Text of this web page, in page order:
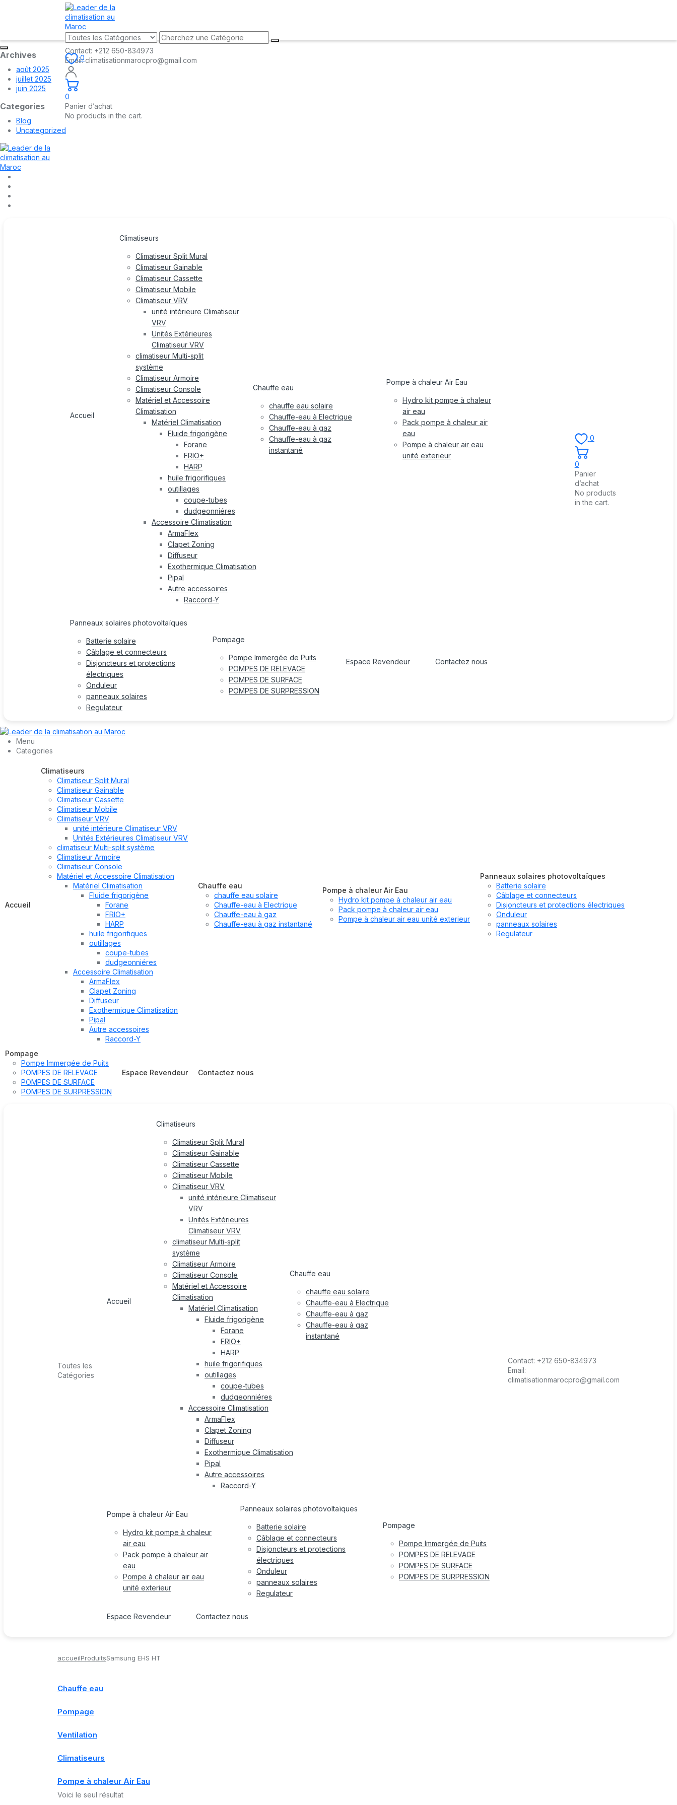
Archives
août 2025
juillet 2025
juin 2025
Categories
Blog
Uncategorized
Contact: +212 650-834973
Email:climatisationmarocpro@gmail.com
Accueil
Climatiseurs
Climatiseur Split Mural
Climatiseur Gainable
Climatiseur Cassette
Climatiseur Mobile
Climatiseur VRV
unité intérieure Climatiseur
VRV
Unités Extérieures
Climatiseur VRV
climatiseur Multi-split
système
Climatiseur Armoire
Climatiseur Console
Matériel et Accessoire
Climatisation
Matériel Climatisation
Fluide frigorigène
Forane
FRIO+
HARP
huile frigorifiques
outillages
coupe-tubes
dudgeonniéres
Accessoire Climatisation
ArmaFlex
Clapet Zoning
Diffuseur
Exothermique Climatisation
Pipal
Autre accessoires
Raccord-Y
Chauffe eau
chauffe eau solaire
Chauffe-eau à Electrique
Chauffe-eau à gaz
Chauffe-eau à gaz
instantané
Pompe à chaleur Air Eau
Hydro kit pompe à chaleur
air eau
Pack pompe à chaleur air
eau
Pompe à chaleur air eau
unité exterieur
Panneaux solaires photovoltaïques
Batterie solaire
Câblage et connecteurs
Disjoncteurs et protections
électriques
Onduleur
panneaux solaires
Regulateur
Pompage
Pompe Immergée de Puits
POMPES DE RELEVAGE
POMPES DE SURFACE
POMPES DE SURPRESSION
Espace Revendeur Contactez nous
0
0
Panier
d’achat
No products
in the cart.
Menu
Categories
Accueil
Climatiseurs
Climatiseur Split Mural
Climatiseur Gainable
Climatiseur Cassette
Climatiseur Mobile
Climatiseur VRV
unité intérieure Climatiseur VRV
Unités Extérieures Climatiseur VRV
climatiseur Multi-split système
Climatiseur Armoire
Climatiseur Console
Matériel et Accessoire Climatisation
Matériel Climatisation
Fluide frigorigène
Forane
FRIO+
HARP
huile frigorifiques
outillages
coupe-tubes
dudgeonniéres
Accessoire Climatisation
ArmaFlex
Clapet Zoning
Diffuseur
Exothermique Climatisation
Pipal
Autre accessoires
Raccord-Y
Chauffe eau
chauffe eau solaire
Chauffe-eau à Electrique
Chauffe-eau à gaz
Chauffe-eau à gaz instantané
Pompe à chaleur Air Eau
Hydro kit pompe à chaleur air eau
Pack pompe à chaleur air eau
Pompe à chaleur air eau unité exterieur
Panneaux solaires photovoltaïques
Batterie solaire
Câblage et connecteurs
Disjoncteurs et protections électriques
Onduleur
panneaux solaires
Regulateur
Pompage
Pompe Immergée de Puits
POMPES DE RELEVAGE
POMPES DE SURFACE
POMPES DE SURPRESSION
Espace Revendeur Contactez nous
0
0
Panier d’achat
No products in the cart.
Toutes les
Catégories
Accueil
Climatiseurs
Climatiseur Split Mural
Climatiseur Gainable
Climatiseur Cassette
Climatiseur Mobile
Climatiseur VRV
unité intérieure Climatiseur
VRV
Unités Extérieures
Climatiseur VRV
climatiseur Multi-split
système
Climatiseur Armoire
Climatiseur Console
Matériel et Accessoire
Climatisation
Matériel Climatisation
Fluide frigorigène
Forane
FRIO+
HARP
huile frigorifiques
outillages
coupe-tubes
dudgeonniéres
Accessoire Climatisation
ArmaFlex
Clapet Zoning
Diffuseur
Exothermique Climatisation
Pipal
Autre accessoires
Raccord-Y
Chauffe eau
chauffe eau solaire
Chauffe-eau à Electrique
Chauffe-eau à gaz
Chauffe-eau à gaz
instantané
Pompe à chaleur Air Eau
Hydro kit pompe à chaleur
air eau
Pack pompe à chaleur air
eau
Pompe à chaleur air eau
unité exterieur
Panneaux solaires photovoltaïques
Batterie solaire
Câblage et connecteurs
Disjoncteurs et protections
électriques
Onduleur
panneaux solaires
Regulateur
Pompage
Pompe Immergée de Puits
POMPES DE RELEVAGE
POMPES DE SURFACE
POMPES DE SURPRESSION
Espace Revendeur Contactez nous
Contact: +212 650-834973
Email:
climatisationmarocpro@gmail.com
accueilProduitsSamsung EHS HT
Chauffe eau
Pompage
Ventilation
Climatiseurs
Pompe à chaleur Air Eau
Voici le seul résultat